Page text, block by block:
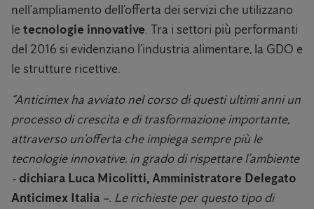
nell’ampliamento dell’offerta dei servizi che utilizzano
letecnologie innovative. Tra i settori più performanti
del 2016 si evidenziano l’industria alimentare, la GDO e
le strutture ricettive.
“Anticimex ha avviato nel corso di questi ultimi anni un
processo di crescita e di trasformazione importante,
attraverso un’offerta che impiega sempre più le
tecnologie innovative, in grado di rispettare l’ambiente
- dichiara Luca Micolitti, Amministratore Delegato
Anticimex Italia –. Le richieste per questo tipo di